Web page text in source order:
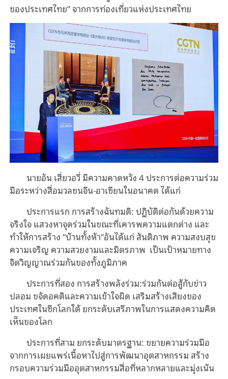
ของประเทศไทย” จากการท่องเที่ยวแห่งประเทศไทย
นายอัน เสี่ยวอวี่ มีความคาดหวัง 4 ประการต่อความร่วม
มือระหว่างสื่อมวลชนจีน-อาเซียนในอนาคต ได้แก่
ประการแรก การสร้างฉันทมติ: ปฏิบัติต่อกันด้วยความ
จริงใจ แสวงหาจุดร่วมในขณะที่เคารพความแตกต่าง และ
ทำให้การสร้าง “บ้านทั้งห้า”อันได้แก่ สันติภาพ ความสงบสุข
ความเจริญ ความสวยงามและมิตรภาพ เป็นเป้าหมายทาง
จิตวิญญาณร่วมกันของทั้งภูมิภาค
ประการที่สอง การสร้างพลังร่วม:ร่วมกันต่อสู้กับข่าว
ปลอม ขจัดอคติและความเข้าใจผิด เสริมสร้างเสียงของ
ประเทศในซีกโลกใต้ ยกระดับเสรีภาพในการแสดงความคิด
เห็นของโลก
ประการที่สาม ยกระดับมาตรฐาน: ขยายความร่วมมือ
จากการเผยแพร่เนื้อหาไปสู่การพัฒนาอุตสาหกรรม สร้าง
กรอบความร่วมมืออุตสาหกรรมสื่อที่หลากหลายและมุ่งเน้น